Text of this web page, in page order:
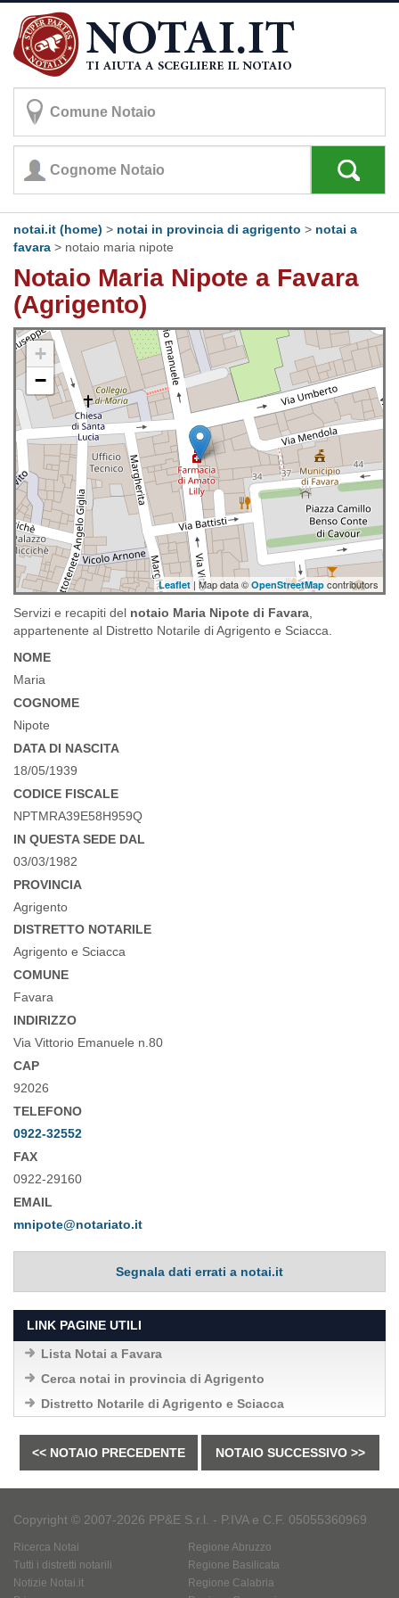
notai.it (home) > notai in provincia di agrigento > notai a
favara > notaio maria nipote
Notaio Maria Nipote a Favara
(Agrigento)
+
−
Leaflet | Map data © OpenStreetMap contributors
Servizi e recapiti del notaio Maria Nipote di Favara
appartenente al Distretto Notarile di Agrigento e Sciacca.
NOME
Maria
COGNOME
Nipote
DATA DI NASCITA
18/05/1939
CODICE FISCALE
NPTMRA39E58H959Q
IN QUESTA SEDE DAL
03/03/1982
PROVINCIA
Agrigento
DISTRETTO NOTARILE
Agrigento e Sciacca
COMUNE
Favara
INDIRIZZO
Via Vittorio Emanuele n.80
CAP
92026
TELEFONO
0922-32552
FAX
0922-29160
EMAIL
mnipote@notariato.it
Segnala dati errati a notai.it
LINK PAGINE UTILI
Lista Notai a Favara
Cerca notai in provincia di Agrigento
Distretto Notarile di Agrigento e Sciacca
<< NOTAIO PRECEDENTE NOTAIO SUCCESSIVO >>
Copyright © 2007-2026 PP&E S.r.l. - P.IVA e C.F. 05055360969
Ricerca Notai
Tutti i distretti notarili
Notizie Notai.it
Regione Abruzzo
Regione Basilicata
Regione Calabria